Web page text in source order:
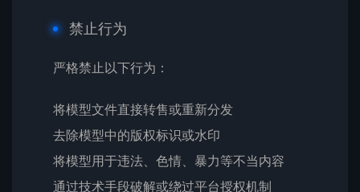
禁止行为
严格禁止以下行为：
将模型文件直接转售或重新分发
去除模型中的版权标识或水印
将模型用于违法、色情、暴力等不当内容
通过技术手段破解或绕过平台授权机制